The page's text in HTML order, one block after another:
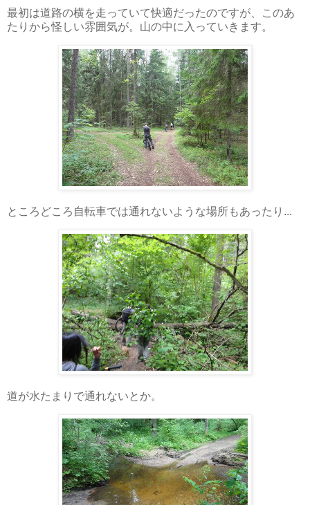
最初は道路の横を走っていて快適だったのですが、このあ
たりから怪しい雰囲気が。山の中に入っていきます。
ところどころ自転車では通れないような場所もあったり...
道が水たまりで通れないとか。